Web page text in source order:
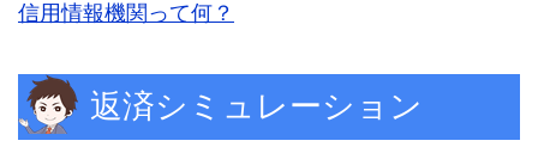
信用情報機関って何？
返済シミュレーション